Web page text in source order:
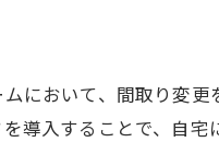
において、間取り変更
導入することで、自宅